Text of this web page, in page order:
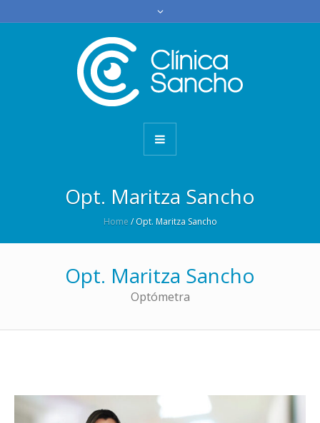
Opt. Maritza Sancho
Home /Opt. Maritza Sancho
Opt. Maritza Sancho
Optómetra